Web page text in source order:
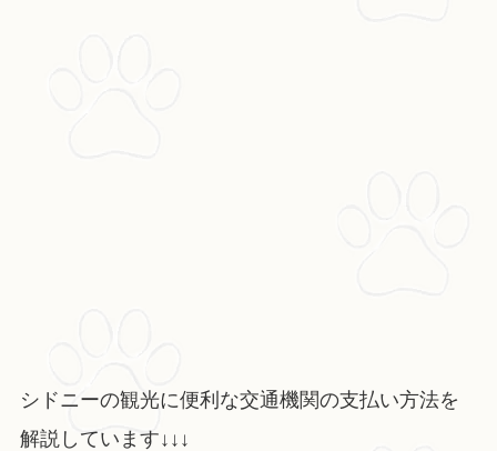
シドニーの観光に便利な交通機関の支払い方法を
解説しています↓↓↓